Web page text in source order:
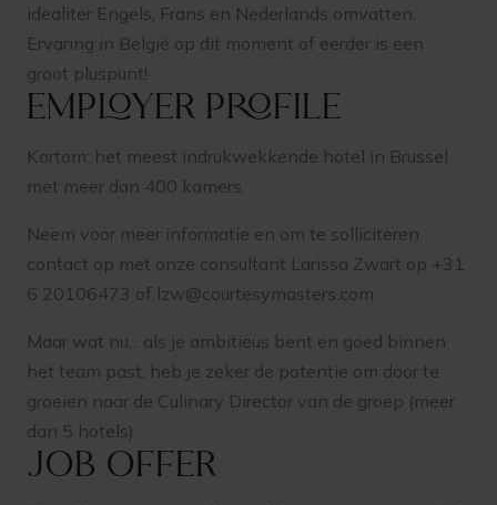
idealiter Engels, Frans en Nederlands omvatten.
Ervaring in België op dit moment of eerder is een
groot pluspunt!
Employer profile
Kortom: het meest indrukwekkende hotel in Brussel
met meer dan 400 kamers.
Neem voor meer informatie en om te solliciteren
contact op met onze consultant Larissa Zwart op +31
6 20106473 of lzw@courtesymasters.com
Maar wat nu... als je ambitieus bent en goed binnen
het team past, heb je zeker de potentie om door te
groeien naar de Culinary Director van de groep (meer
dan 5 hotels).
Job offer